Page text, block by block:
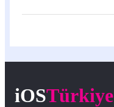
iOSTürkiye